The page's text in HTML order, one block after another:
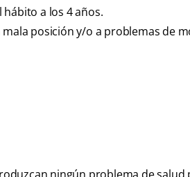
a los 4 años.
posición y/o a problemas de